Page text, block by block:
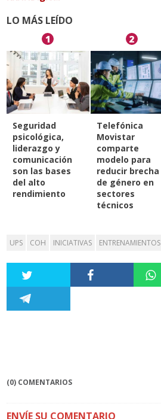
LO MÁS LEÍDO
1
Seguridad
psicológica,
liderazgo y
comunicación
son las bases
del alto
rendimiento
2
Telefónica
Movistar
comparte
modelo para
reducir brecha
de género en
sectores
técnicos
UPS COH INICIATIVAS ENTRENAMIENTOS
(0) COMENTARIOS
ENVÍE SU COMENTARIO